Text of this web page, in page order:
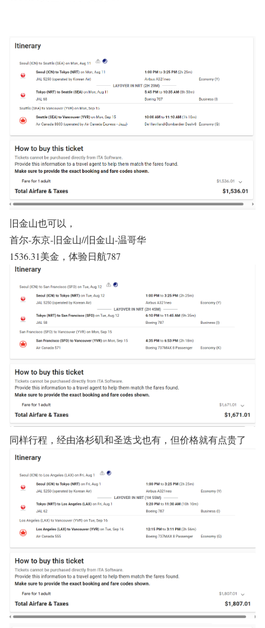
旧金山也可以，
首尔-东京-旧金山//旧金山-温哥华
1536.31美金，体验日航787
同样行程，经由洛杉矶和圣迭戈也有，但价格就有点贵了